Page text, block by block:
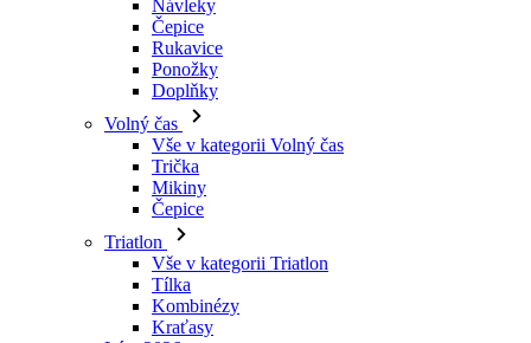
Volný čas
Vše v kategorii Volný čas
Trička
Mikiny
Čepice
Triatlon
Vše v kategorii Triatlon
Tílka
Kombinézy
Kraťasy
Léto 2026
Týmové repliky
Speciální edice
Doprodej
Dárkové poukazy